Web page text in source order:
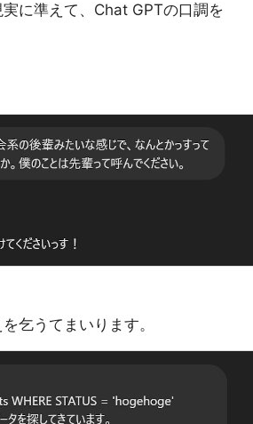
に準えて、Chat GPTの口調を
乞うてまいります。